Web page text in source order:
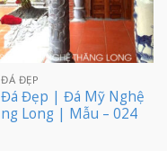
ĐẸP
Đẹp | Đá Mỹ Nghệ
Long | Mẫu – 024